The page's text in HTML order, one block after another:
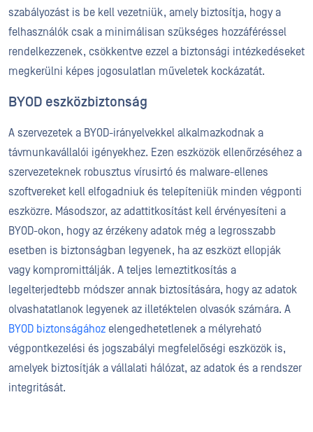
szabályozást is be kell vezetniük, amely biztosítja, hogy a
felhasználók csak a minimálisan szükséges hozzáféréssel
rendelkezzenek, csökkentve ezzel a biztonsági intézkedéseket
megkerülni képes jogosulatlan műveletek kockázatát.
BYOD eszközbiztonság
A szervezetek a BYOD-irányelvekkel alkalmazkodnak a
távmunkavállalói igényekhez. Ezen eszközök ellenőrzéséhez a
szervezeteknek robusztus vírusirtó és malware-ellenes
szoftvereket kell elfogadniuk és telepíteniük minden végponti
eszközre. Másodszor, az adattitkosítást kell érvényesíteni a
BYOD-okon, hogy az érzékeny adatok még a legrosszabb
esetben is biztonságban legyenek, ha az eszközt ellopják
vagy kompromittálják. A teljes lemeztitkosítás a
legelterjedtebb módszer annak biztosítására, hogy az adatok
olvashatatlanok legyenek az illetéktelen olvasók számára. A
BYOD biztonságához elengedhetetlenek a mélyreható
végpontkezelési és jogszabályi megfelelőségi eszközök is,
amelyek biztosítják a vállalati hálózat, az adatok és a rendszer
integritását.